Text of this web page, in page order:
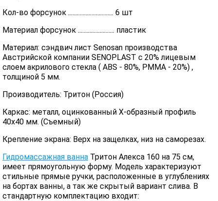
Кол-во форсунок ............................... 6 шт
Материал форсунок ......................... пластик
Материал: сэндвич лист Senosan производства
Австрийской компании SENOPLAST c 20% лицевым
слоем акрилового стекла ( ABS - 80%, PMMA - 20%) ,
толщиной 5 мм.
Производитель: Тритон (Россия)
Каркас: металл, оцинкованный Х-образный профиль
40х40 мм. (Съемный)
Крепление экрана: Верх на защелках, низ на саморезах.
Гидромассажная ванна Тритон Алекса 160 на 75 см,
имеет прямоугольную форму. Модель характеризуют
стильные прямые ручки, расположенные в углублениях
на бортах ванны, а так же скрытый вариант слива. В
стандартную комплектацию входит: